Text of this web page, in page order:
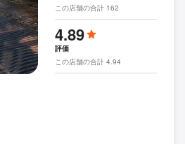
この店舗の合計 162
4.89
評価
この店舗の合計 4.94